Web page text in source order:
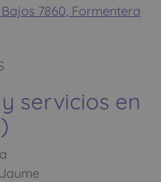
Bajos 7860, Formentera
servicios en